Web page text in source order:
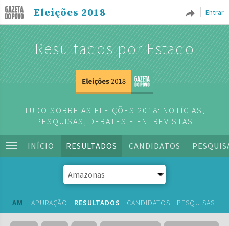
Entrar
Eleições 2018
Resultados por Estado
TUDO SOBRE AS ELEIÇÕES 2018: NOTÍCIAS,
PESQUISAS, DEBATES E ENTREVISTAS
INÍCIO RESULTADOS CANDIDATOS
AM APURAÇÃO RESULTADOS CANDIDATOS PESQUISAS